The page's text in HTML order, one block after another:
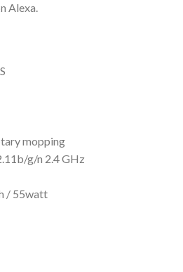
Alexa.
mopping
g/n 2.4 GHz
/ 55watt